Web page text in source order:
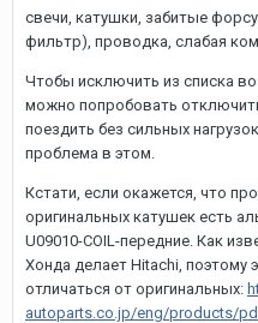
свечи, катушки, забитые
фильтр), проводка, слабая
Чтобы исключить из списка
можно попробовать
поездить без сильных
проблема в этом.
Кстати, если окажется, что
оригинальных катушек есть
U09010-COIL-передние. Как
Хонда делает Hitachi, поэтому
отличаться от оригинальных:
autoparts.co.jp/eng/products/